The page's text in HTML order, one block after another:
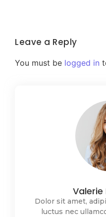
Leave a Reply
You must be logged in
Valerie
Dolor sit amet,
luctus nec